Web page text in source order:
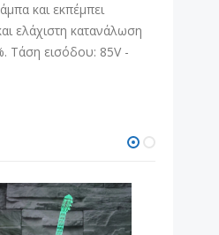
και εκπέμπει
ελάχιστη κατανάλωση
Τάση εισόδου: 85V -